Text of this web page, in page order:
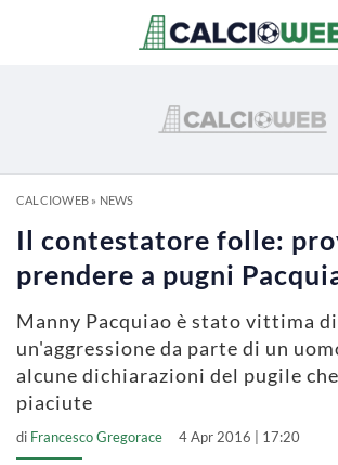
CALCIOWEB» NEWS
Il contestatore folle:
prendere a pugni
Manny Pacquiao è stato vittima di
un'aggressione da parte di un
alcune dichiarazioni del pugile
piaciute
di Francesco Gregorace 4 Apr 2016 | 17:20